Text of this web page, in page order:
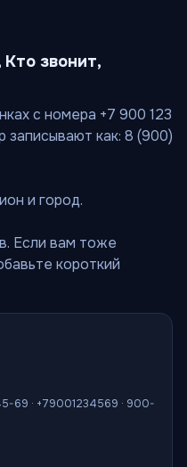
звонит,
с номера +7 900 123
как: 8 (900)
и город.
Если вам тоже
короткий
69 · +79001234569 · 900-